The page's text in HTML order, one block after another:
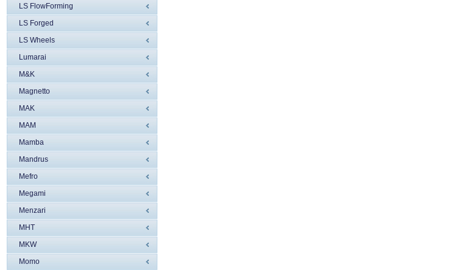
LS FlowForming
LS Forged
LS Wheels
Lumarai
M&K
Magnetto
MAK
MAM
Mamba
Mandrus
Mefro
Megami
Menzari
MHT
MKW
Momo